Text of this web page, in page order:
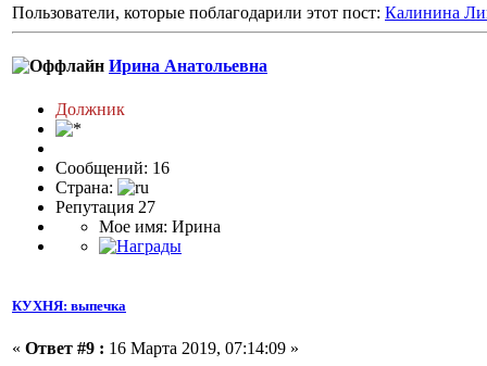
Пользователи, которые поблагодарили этот пост: Калинина
Ирина Анатольевна
Должник
Сообщений: 16
Страна:
Репутация 27
Мое имя: Ирина
КУХНЯ: выпечка
« Ответ #9 : 16 Марта 2019, 07:14:09 »